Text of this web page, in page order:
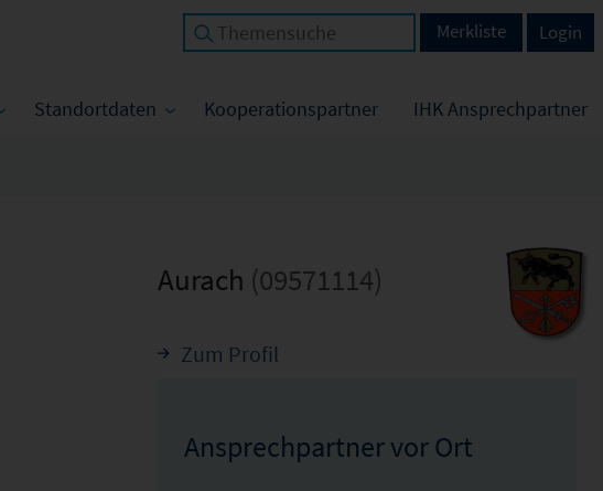
Standortdaten Kooperationspartner IHK Ansprechpartner
Login
Merkliste
Aurach (09571114)
Zum Profil
Ansprechpartner vor Ort